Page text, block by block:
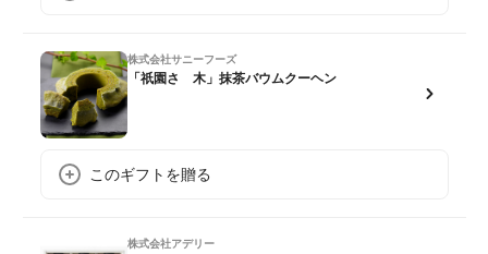
株式会社サニーフーズ
「祇園さゝ木」抹茶バウムクーヘン
このギフトを贈る
株式会社アデリー